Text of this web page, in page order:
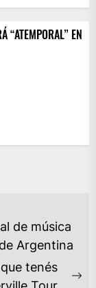
“ATEMPORAL” EN
de música
Argentina
tenés